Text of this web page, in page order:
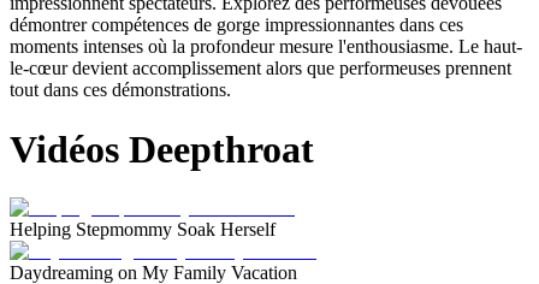
démontrer compétences de gorge impressionnantes dans ces
moments intenses où la profondeur mesure l'enthousiasme. Le haut-
le-cœur devient accomplissement alors que performeuses prennent
tout dans ces démonstrations.
Vidéos Deepthroat
Helping Stepmommy Soak Herself
Daydreaming on My Family Vacation